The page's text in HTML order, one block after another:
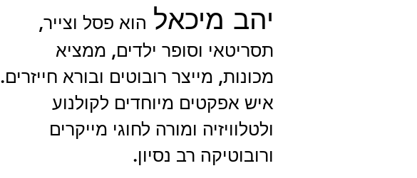
יהב מיכאל הוא פסל וצייר,
תסריטאי וסופר ילדים, ממציא
מכונות, מייצר רובוטים ובורא חייזרים.
איש אפקטים מיוחדים לקולנוע
ולטלוויזיה ומורה לחוגי מייקרים
ורובוטיקה רב נסיון.